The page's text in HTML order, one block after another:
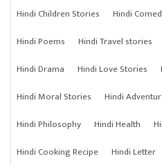
Hindi Children Stories
Hindi
Hindi Poems
Hindi Travel stories
Hindi Drama
Hindi Love Stories
Hindi Moral Stories
Hindi
Hindi Philosophy
Hindi Health
Hindi Cooking Recipe
Hindi Letter